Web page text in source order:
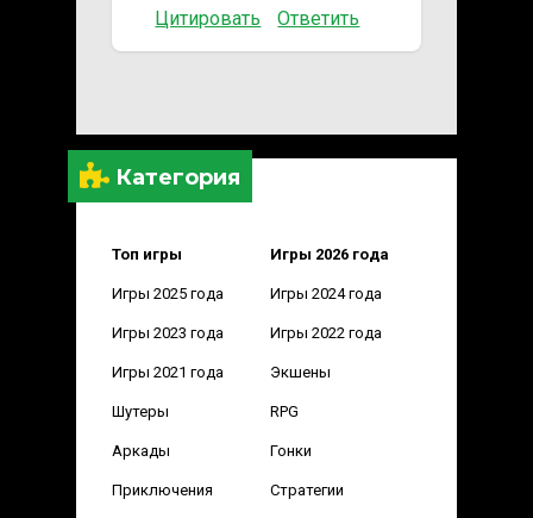
Категория
Топ игры Игры 2026 года
Игры 2025 года Игры 2024 года
Игры 2023 года Игры 2022 года
Игры 2021 года Экшены
Шутеры RPG
Аркады Гонки
Приключения Стратегии
Цитировать Ответить